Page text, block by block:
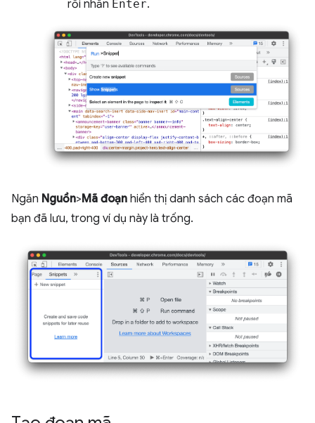
rồi nhấn Enter.
Ngăn Nguồn>Mã đoạn hiển thị danh sách các đoạn mã
bạn đã lưu, trong ví dụ này là trống.